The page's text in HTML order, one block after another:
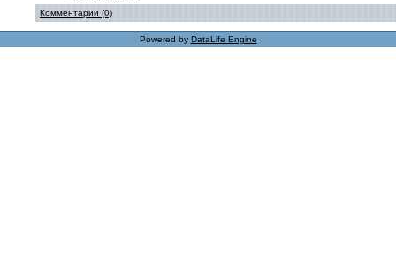
Комментарии (0)
Powered by DataLife Engine